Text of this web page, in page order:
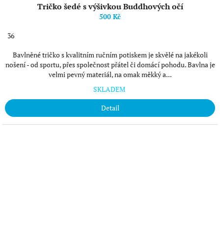
Tričko šedé s výšivkou Buddhových očí
500 Kč
36
Bavlněné tričko s kvalitním ručním potiskem je skvělé na jakékoli
nošení - od sportu, přes společnost přátel či domácí pohodu. Bavlna je
velmi pevný materiál, na omak měkký a...
SKLADEM
Detail